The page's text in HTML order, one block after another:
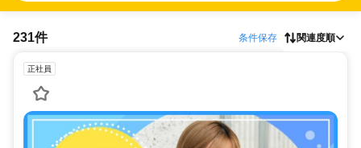
231件 条件保存 関連度順
正社員